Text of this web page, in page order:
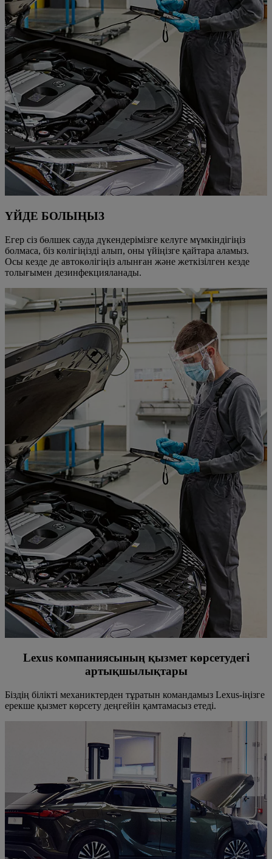
ҮЙДЕ БОЛЫҢЫЗ
Егер сіз бөлшек сауда дүкендерімізге келуге мүмкіндігіңіз
болмаса, біз көлігіңізді алып, оны үйіңізге қайтара аламыз.
Осы кезде де автокөлігіңіз алынған және жеткізілген кезде
толығымен дезинфекцияланады.
Lexus компаниясының қызмет көрсетудегі
артықшылықтары
Біздің білікті механиктерден тұратын командамыз Lexus-іңізге
ерекше қызмет көрсету деңгейін қамтамасыз етеді.